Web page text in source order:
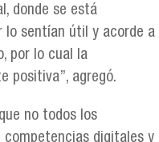
donde se está
lo sentían útil y acorde a
por lo cual la
positiva”, agregó.
no todos los
digitales y